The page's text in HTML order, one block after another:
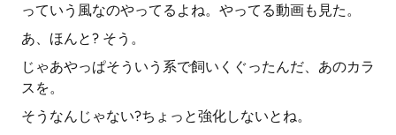
っていう風なのやってるよね。やってる動画も見た。
あ、ほんと? そう。
じゃあやっぱそういう系で飼いくぐったんだ、あのカラ
スを。
そうなんじゃない?ちょっと強化しないとね。